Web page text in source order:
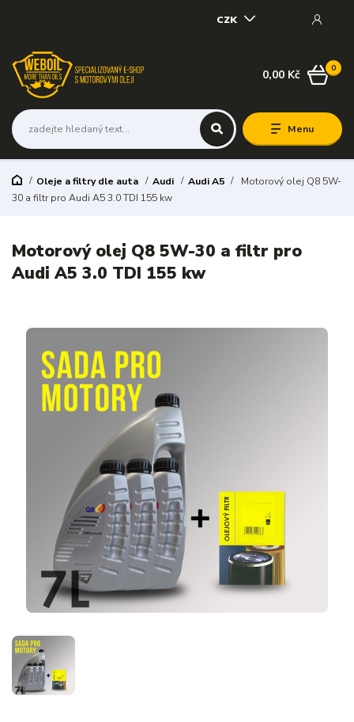
Menu
CZK
0
0,00 Kč
Oleje a filtry dle auta Audi Audi A5
Motorový olej Q8 5W-
30 a filtr pro Audi A5 3.0 TDI 155 kw
Motorový olej Q8 5W-30 a filtr pro
Audi A5 3.0 TDI 155 kw